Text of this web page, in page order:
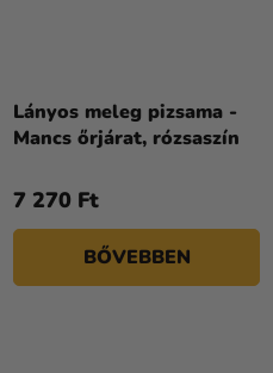
Lányos meleg pizsama -
Mancs őrjárat, rózsaszín
7 270 Ft
BŐVEBBEN